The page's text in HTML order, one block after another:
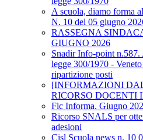
A scuola, diamo forma
N. 10 del 05 giugno
RASSEGNA
GIUGNO 2026
Snadir Info-point
legge 300/1970 -
ripartizione posti
[INFORMAZIONI
RICORSO DOCENTI
Flc Informa. Giugno
Ricorso SNALS per
adesioni
Cisl Scuola news n. 10